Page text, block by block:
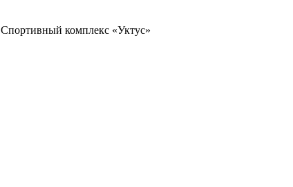
Спортивный комплекс «Уктус»